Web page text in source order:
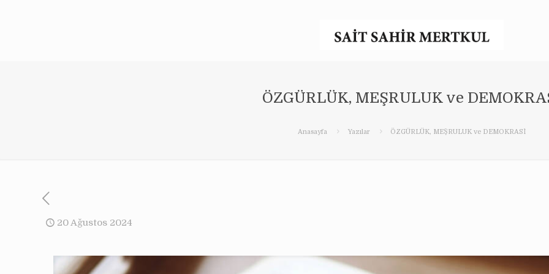
ÖZGÜRLÜK, MEŞRULUK ve
Anasayfa Yazılar ÖZGÜRLÜK, MEŞRULUK ve DEMOKRASİ
20 Ağustos 2024